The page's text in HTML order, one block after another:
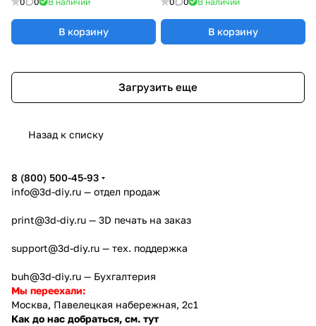
В корзину В корзину
Загрузить еще
Назад к списку
8 (800) 500-45-93
info@3d-diy.ru — отдел продаж
print@3d-diy.ru — 3D печать на заказ
support@3d-diy.ru — тех. поддержка
buh@3d-diy.ru — Бухгалтерия
Мы переехали:
Москва, Павелецкая набережная, 2с1
Как до нас добраться, см. тут